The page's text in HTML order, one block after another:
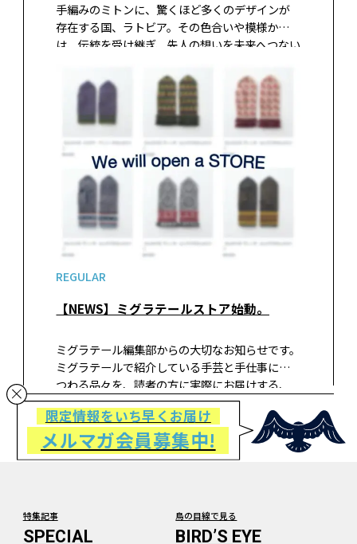
手編みのミトンに、驚くほど多くのデザインが
存在する国、ラトビア。その色合いや模様から
は、伝統を受け継ぎ、先人の想いを未来へつない
のミトンに隠されたおはなしをご紹介します。合
わせて、ご覧ください。
REGULAR
【NEWS】ミグラテールストア始動。
ミグラテール編集部からの大切なお知らせです。
ミグラテールで紹介している手芸と手仕事にま
つわる品々を、読者の方に実際にお届けする、
オンラインストアを開設することになりまし
た。
限定情報をいち早くお届け
メルマガ会員募集中!
特集記事 鳥の目線で見る